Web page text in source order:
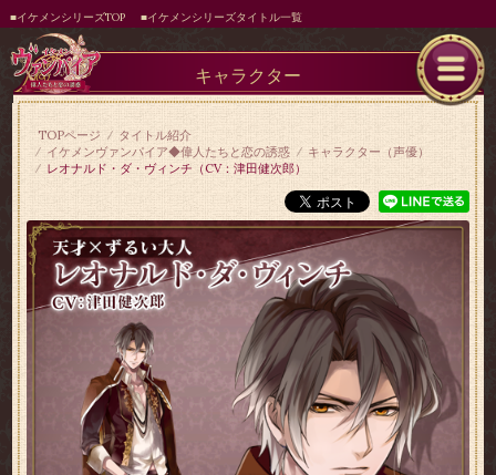
■イケメンシリーズTOP ■イケメンシリーズタイトル一覧
キャラクター
TOPページ
タイトル紹介
イケメンヴァンパイア◆偉人たちと恋の誘惑
キャラクター（声優）
レオナルド・ダ・ヴィンチ（CV：津田健次郎）